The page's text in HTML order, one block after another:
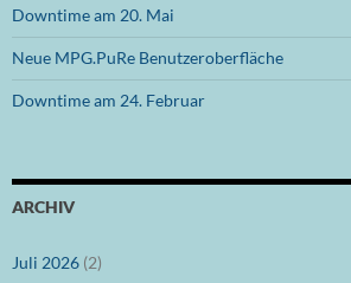
Downtime am 20. Mai
Neue MPG.PuRe Benutzeroberfläche
Downtime am 24. Februar
ARCHIV
Juli 2026 (2)